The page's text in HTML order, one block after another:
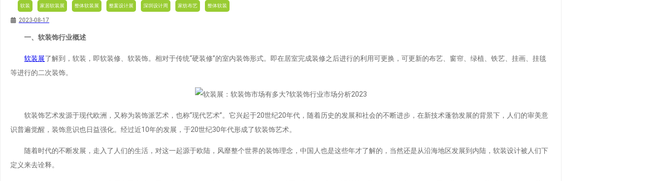
软装 家居软装展 整体软装展 整案设计展 深圳设计周 家纺布艺 整体软装
2023-08-17
一、软装饰行业概述
软装展了解到，软装，即软装修、软装饰。相对于传统“硬装修”的室内装饰形式。即在居室完成装修之后进行的利用可更换，可更新的布艺、窗帘、绿植、铁艺、挂画、挂毯
等进行的二次装饰。
软装饰艺术发源于现代欧洲，又称为装饰派艺术，也称“现代艺术”。它兴起于20世纪20年代，随着历史的发展和社会的不断进步，在新技术蓬勃发展的背景下，人们的审美意
识普遍觉醒，装饰意识也日益强化。经过近10年的发展，于20世纪30年代形成了软装饰艺术。
随着时代的不断发展，走入了人们的生活，对这一起源于欧陆，风靡整个世界的装饰理念，中国人也是这些年才了解的，当然还是从沿海地区发展到内陆，软装设计被人们下
定义来去诠释。